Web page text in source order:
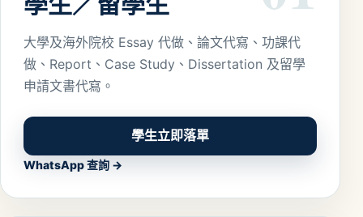
大學及海外院校 Essay 代做、論文代寫、功課代
做、Report、Case Study、Dissertation 及留學
申請文書代寫。
學生立即落單
WhatsApp 查詢 →